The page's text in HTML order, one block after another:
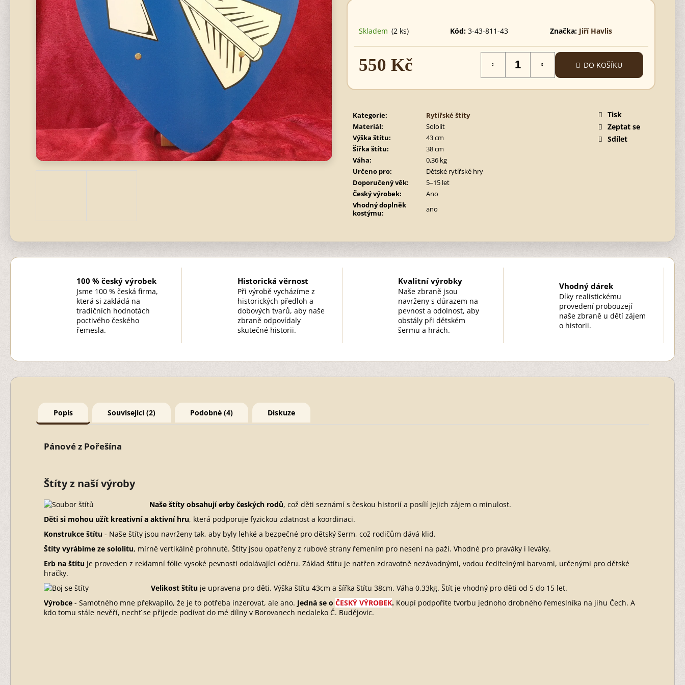
Skladem (2 ks) Kód: 3-43-811-43 Značka: Jiří Havlis
550 Kč
cena:
DO KOŠÍKU
Kategorie:
Rytířské štíty
Materiál:
Sololit
Výška štítu:
43 cm
Šířka štítu:
38 cm
Váha:
0,36 kg
Určeno pro:
Dětské rytířské hry
Doporučený věk:
5–15 let
Český výrobek:
Ano
Vhodný doplněk
kostýmu: ano
Tisk
Zeptat se
Sdílet
100 % český výrobek
Jsme 100 % česká firma,
která si zakládá na
tradičních hodnotách
poctivého českého
řemesla.
Historická věrnost
Při výrobě vycházíme z
historických předloh a
dobových tvarů, aby naše
zbraně odpovídaly
skutečné historii.
Kvalitní výrobky
Naše zbraně jsou
navrženy s důrazem na
pevnost a odolnost, aby
obstály při dětském
šermu a hrách.
Vhodný dárek
Díky realistickému
provedení probouzejí
naše zbraně u dětí zájem
o historii.
Popis Související (2) Podobné (4) Diskuze
Pánové z Pořešína
Štíty z naší výroby
Naše štíty obsahují erby českých rodů, což děti seznámí s českou historií a posílí jejich zájem o minulost.
Děti si mohou užít kreativní a aktivní hru, která podporuje fyzickou zdatnost a koordinaci.
Konstrukce štítu - Naše štíty jsou navrženy tak, aby byly lehké a bezpečné pro dětský šerm, což rodičům dává klid.
Štíty vyrábíme ze sololitu, mírně vertikálně prohnuté. Štíty jsou opatřeny z rubové strany řemením pro nesení na paži. Vhodné pro praváky i leváky.
Erb na štítu je proveden z reklamní fólie vysoké pevnosti odolávající oděru. Základ štítu je natřen zdravotně nezávadnými, vodou ředitelnými barvami, určenými pro dětské
hračky.
Velikost štítu je upravena pro děti. Výška štítu 43cm a šířka štítu 38cm. Váha 0,33kg. Štít je vhodný pro děti od 5 do 15 let.
Výrobce - Samotného mne překvapilo, že je to potřeba inzerovat, ale ano. Jedná se o ČESKÝ VÝROBEK. Koupí podpoříte tvorbu jednoho drobného řemeslníka na jihu Čech. A
kdo tomu stále nevěří, nechť se přijede podívat do mé dílny v Borovanech nedaleko Č. Budějovic.
620 Kč 495 Kč